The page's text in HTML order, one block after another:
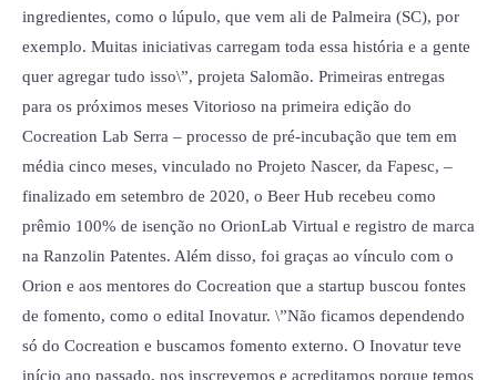
ingredientes, como o lúpulo, que vem ali de Palmeira (SC), por
exemplo. Muitas iniciativas carregam toda essa história e a gente
quer agregar tudo isso\”, projeta Salomão. Primeiras entregas
para os próximos meses Vitorioso na primeira edição do
Cocreation Lab Serra – processo de pré-incubação que tem em
média cinco meses, vinculado no Projeto Nascer, da Fapesc, –
finalizado em setembro de 2020, o Beer Hub recebeu como
prêmio 100% de isenção no OrionLab Virtual e registro de marca
na Ranzolin Patentes. Além disso, foi graças ao vínculo com o
Orion e aos mentores do Cocreation que a startup buscou fontes
de fomento, como o edital Inovatur. \”Não ficamos dependendo
só do Cocreation e buscamos fomento externo. O Inovatur teve
início ano passado, nos inscrevemos e acreditamos porque temos